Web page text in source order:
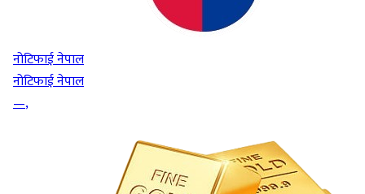
नोटिफाई नेपाल
नोटिफाई नेपाल
—,